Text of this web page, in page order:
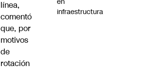
línea,
comentó
que, por
motivos
de
rotación
infraestructura